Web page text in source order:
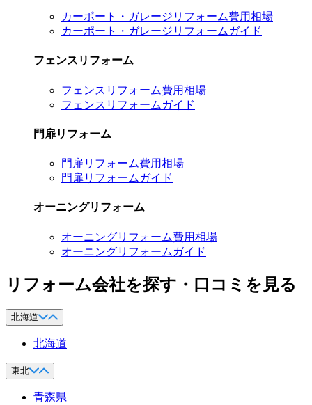
カーポート・ガレージリフォーム費用相場
カーポート・ガレージリフォームガイド
フェンスリフォーム
フェンスリフォーム費用相場
フェンスリフォームガイド
門扉リフォーム
門扉リフォーム費用相場
門扉リフォームガイド
オーニングリフォーム
オーニングリフォーム費用相場
オーニングリフォームガイド
リフォーム会社を探す・口コミを見る
北海道
北海道
東北
青森県